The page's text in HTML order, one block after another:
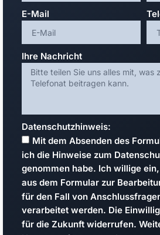
E-Mail
Ihre Nachricht
Datenschutzhinweis:
Mit dem Absenden des
ich die Hinweise zum
genommen habe. Ich willige
aus dem Formular zur
für den Fall von
verarbeitet werden. Die
für die Zukunft widerrufen.